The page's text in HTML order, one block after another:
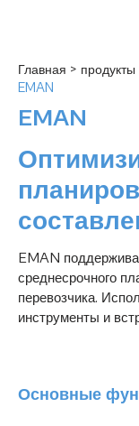
Главная > продукты
EMAN
EMAN
EMAN
среднесрочного
перевозчика.
инструменты и
Основные